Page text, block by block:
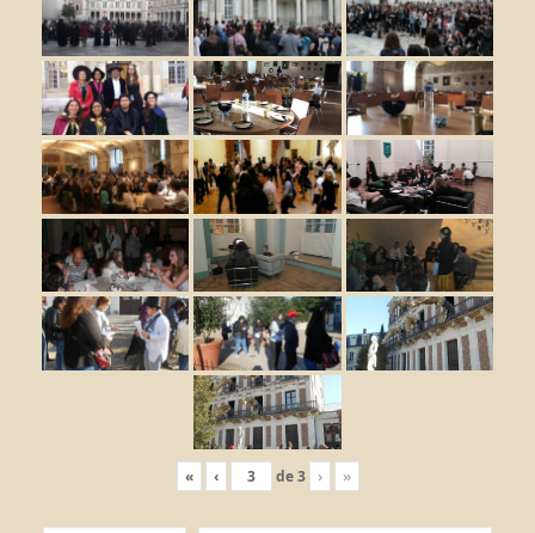
« ‹ de3 › »